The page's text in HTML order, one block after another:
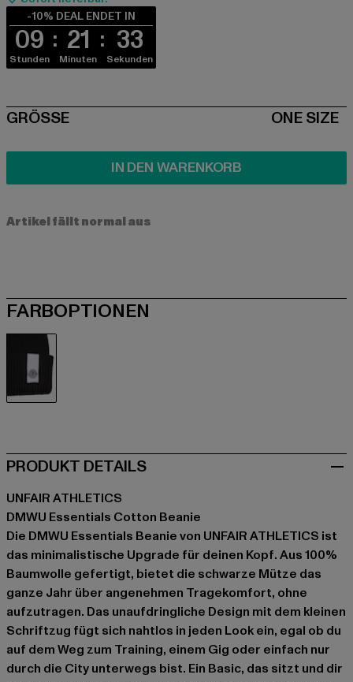
-10% DEAL ENDET IN
09
Stunden
21
Minuten
32
Sekunden
SIZE
GRÖSSE ONE SIZE
IN DEN WARENKORB
Artikel fällt normal aus
FARBOPTIONEN
PRODUKT DETAILS
UNFAIR ATHLETICS
DMWU Essentials Cotton Beanie
Die DMWU Essentials Beanie von UNFAIR ATHLETICS ist
das minimalistische Upgrade für deinen Kopf. Aus 100%
Baumwolle gefertigt, bietet die schwarze Mütze das
ganze Jahr über angenehmen Tragekomfort, ohne
aufzutragen. Das unaufdringliche Design mit dem kleinen
Schriftzug fügt sich nahtlos in jeden Look ein, egal ob du
auf dem Weg zum Training, einem Gig oder einfach nur
durch die City unterwegs bist. Ein Basic, das sitzt und dir